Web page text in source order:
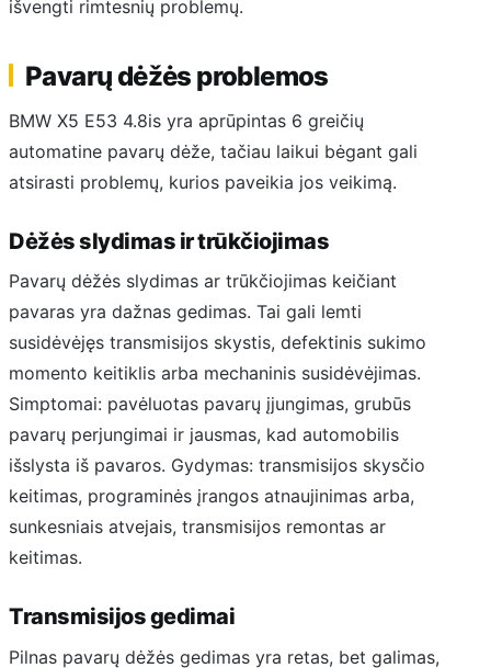
išvengti rimtesnių problemų.
Pavarų dėžės problemos
BMW X5 E53 4.8is yra aprūpintas 6 greičių
automatine pavarų dėže, tačiau laikui bėgant gali
atsirasti problemų, kurios paveikia jos veikimą.
Dėžės slydimas ir trūkčiojimas
Pavarų dėžės slydimas ar trūkčiojimas keičiant
pavaras yra dažnas gedimas. Tai gali lemti
susidėvėjęs transmisijos skystis, defektinis sukimo
momento keitiklis arba mechaninis susidėvėjimas.
Simptomai: pavėluotas pavarų įjungimas, grubūs
pavarų perjungimai ir jausmas, kad automobilis
išslysta iš pavaros. Gydymas: transmisijos skysčio
keitimas, programinės įrangos atnaujinimas arba,
sunkesniais atvejais, transmisijos remontas ar
keitimas.
Transmisijos gedimai
Pilnas pavarų dėžės gedimas yra retas, bet galimas,